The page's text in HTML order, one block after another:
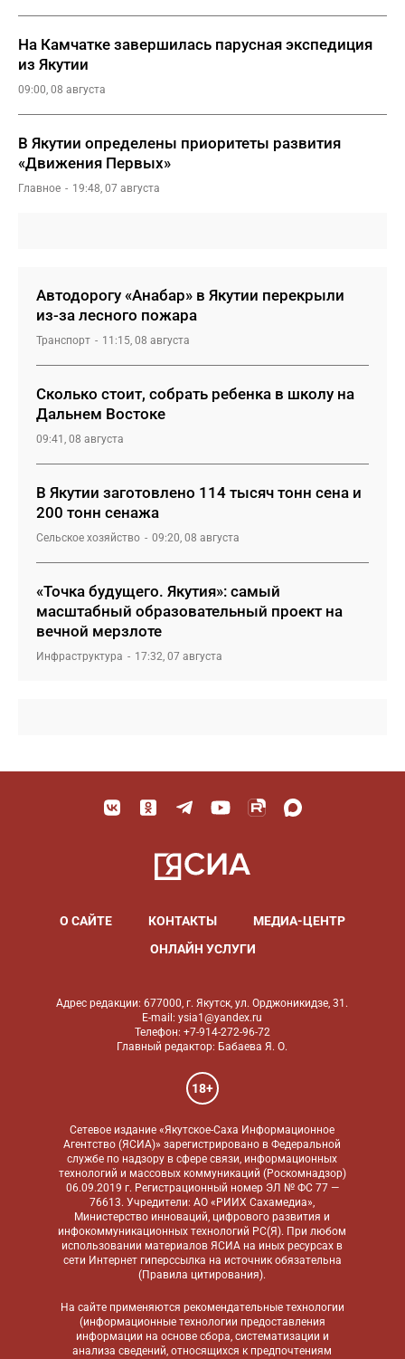
На Камчатке завершилась парусная экспедиция
из Якутии
09:00, 08 августа
В Якутии определены приоритеты развития
«Движения Первых»
Главное 19:48, 07 августа
Автодорогу «Анабар» в Якутии перекрыли
из-за лесного пожара
Транспорт 11:15, 08 августа
Сколько стоит, собрать ребенка в школу на
Дальнем Востоке
09:41, 08 августа
В Якутии заготовлено 114 тысяч тонн сена и
200 тонн сенажа
Сельское хозяйство 09:20, 08 августа
«Точка будущего. Якутия»: самый
масштабный образовательный проект на
вечной мерзлоте
Инфраструктура 17:32, 07 августа
О САЙТЕ КОНТАКТЫ
МЕДИА-ЦЕНТР
ОНЛАЙН УСЛУГИ
Адрес редакции: 677000, г. Якутск, ул. Орджоникидзе, 31.
E-mail: ysia1@yandex.ru
Телефон: +7-914-272-96-72
Главный редактор: Бабаева Я. О.
18+
Сетевое издание «Якутское-Саха Информационное
Агентство (ЯСИА)» зарегистрировано в Федеральной
службе по надзору в сфере связи, информационных
технологий и массовых коммуникаций (Роскомнадзор)
06.09.2019 г. Регистрационный номер ЭЛ № ФС 77 —
76613. Учредители: АО «РИИХ Сахамедиа»,
Министерство инноваций, цифрового развития и
инфокоммуникационных технологий РС(Я). При любом
использовании материалов ЯСИА на иных ресурсах в
сети Интернет гиперссылка на источник обязательна
(Правила цитирования).
На сайте применяются рекомендательные технологии
(информационные технологии предоставления
информации на основе сбора, систематизации и
анализа сведений, относящихся к предпочтениям